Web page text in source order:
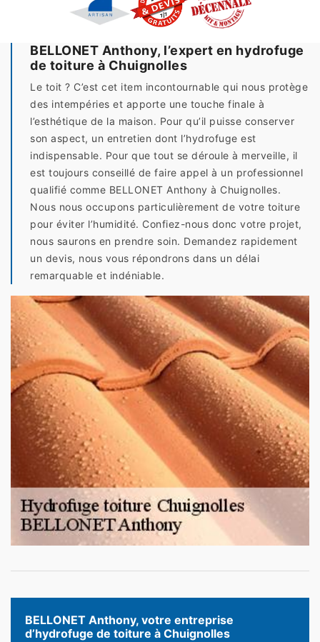
BELLONET Anthony, l’expert en hydrofuge
de toiture à Chuignolles
Le toit ? C’est cet item incontournable qui nous protège
des intempéries et apporte une touche finale à
l’esthétique de la maison. Pour qu’il puisse conserver
son aspect, un entretien dont l’hydrofuge est
indispensable. Pour que tout se déroule à merveille, il
est toujours conseillé de faire appel à un professionnel
qualifié comme BELLONET Anthony à Chuignolles.
Nous nous occupons particulièrement de votre toiture
pour éviter l’humidité. Confiez-nous donc votre projet,
nous saurons en prendre soin. Demandez rapidement
un devis, nous vous répondrons dans un délai
remarquable et indéniable.
BELLONET Anthony, votre entreprise
d’hydrofuge de toiture à Chuignolles